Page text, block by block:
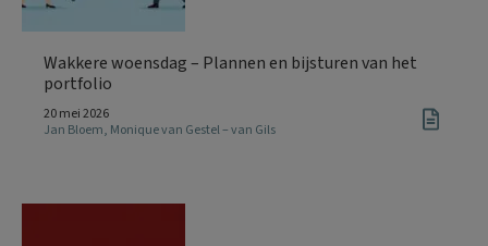
Wakkere woensdag – Plannen en bijsturen van het
portfolio
20 mei 2026
Jan Bloem, Monique van Gestel – van Gils